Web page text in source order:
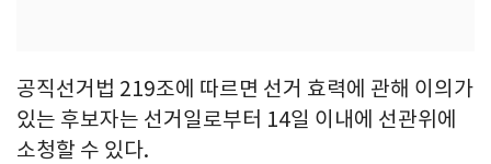
공직선거법 219조에 따르면 선거 효력에 관해 이의가
있는 후보자는 선거일로부터 14일 이내에 선관위에
소청할 수 있다.